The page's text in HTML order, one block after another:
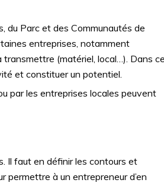
du Parc et des Communautés de
entreprises, notamment
(matériel, local…). Dans
et constituer un potentiel.
par les entreprises locales peuvent
Il faut en définir les contours et
permettre à un entrepreneur d’en